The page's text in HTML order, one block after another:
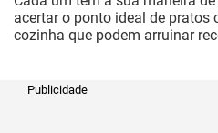
acertar o ponto ideal de pratos
cozinha que podem arruinar
Publicidade